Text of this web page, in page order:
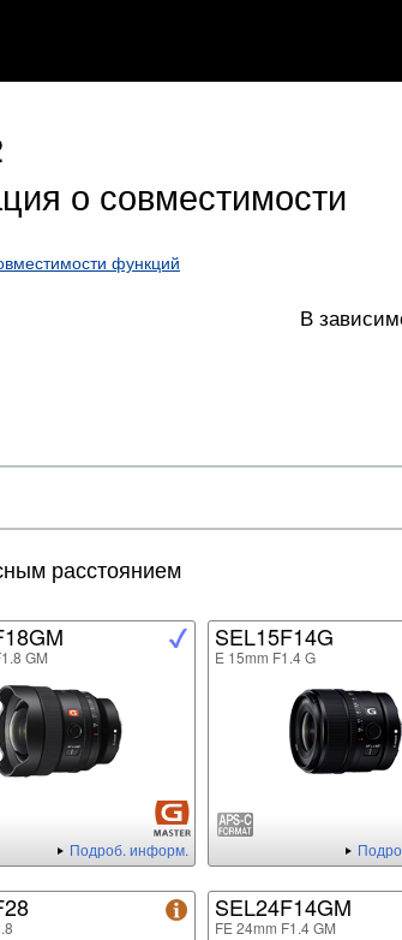
о совместимости
функций
В
расстоянием
GM
Подроб. информ.
SEL15F14G
E 15mm F1.4 G
SEL24F14GM
FE 24mm F1.4 GM